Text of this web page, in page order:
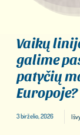
Vaikų
galime
patyčių
Europoje?
3 birželio, 2026